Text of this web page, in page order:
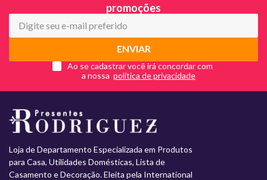
promoções
ENVIAR
Ao se cadastrar você irá concordar com
a nossa
Loja de Departamento Especializada em Produtos
para Casa, Utilidades Domésticas, Lista de
Casamento e Decoração. Eleita pela International